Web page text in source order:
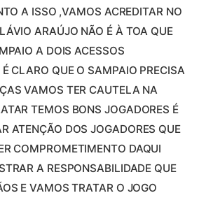
A ISSO ,VAMOS ACREDITAR NO
ARAÚJO NÃO É À TOA QUE
A DOIS ACESSOS
CLARO QUE O SAMPAIO PRECISA
VAMOS TER CAUTELA NA
TEMOS BONS JOGADORES É
ATENÇÃO DOS JOGADORES QUE
COMPROMETIMENTO DAQUI
A RESPONSABILIDADE QUE
E VAMOS TRATAR O JOGO